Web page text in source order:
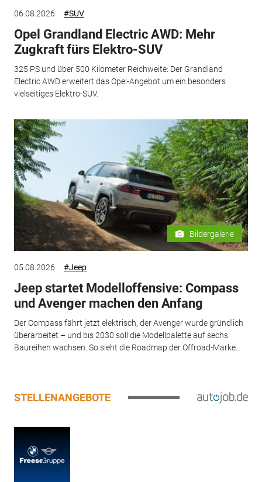
06.08.2026 #SUV
Opel Grandland Electric AWD: Mehr
Zugkraft fürs Elektro-SUV
325 PS und über 500 Kilometer Reichweite: Der Grandland
Electric AWD erweitert das Opel-Angebot um ein besonders
vielseitiges Elektro-SUV.
Bildergalerie
05.08.2026 #Jeep
Jeep startet Modelloffensive: Compass
und Avenger machen den Anfang
Der Compass fährt jetzt elektrisch, der Avenger wurde gründlich
überarbeitet – und bis 2030 soll die Modellpalette auf sechs
Baureihen wachsen. So sieht die Roadmap der Offroad-Marke...
STELLENANGEBOTE